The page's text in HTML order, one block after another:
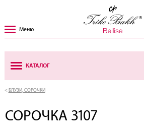
Меню
КАТАЛОГ
БЛУЗИ, СОРОЧКИ
СОРОЧКА 3107